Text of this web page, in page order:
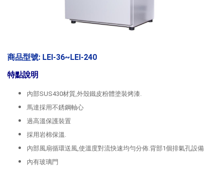
商品型號: LEI-36~LEI-240
特點說明
內部SUS430材質,外殼鐵皮粉體塗裝烤漆.
馬達採用不銹鋼軸心
過高溫保護裝置
採用岩棉保溫.
內部風扇循環送風,使溫度對流快速均勻分佈.背部1個排氣孔設備
內有玻璃門